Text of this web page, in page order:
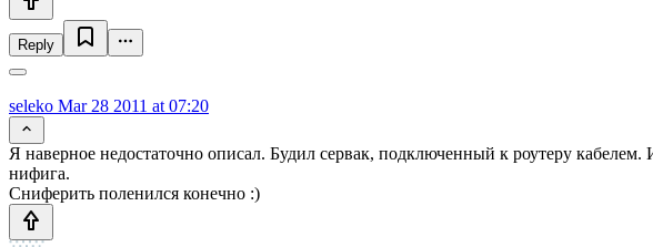
Reply
seleko Mar 28 2011 at 07:20
Я наверное недостаточно описал. Будил сервак, подключенный к роутеру
нифига.
Сниферить поленился конечно :)